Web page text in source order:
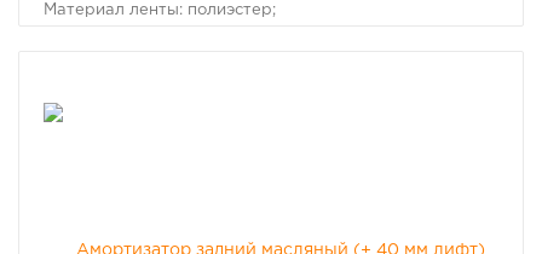
Материал ленты: полиэстер;